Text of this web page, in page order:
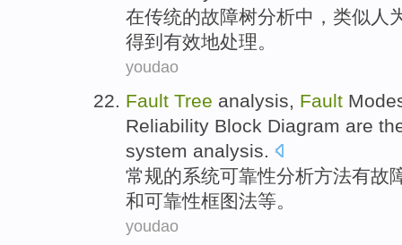
在传统的故障树分析中， 类似 人
得到 有效地处理。
youdao
Fault Tree analysis, Fault
Reliability Block Diagram are
system analysis.
常规的系统可靠性分析方法有故
和可靠性框图法等。
youdao